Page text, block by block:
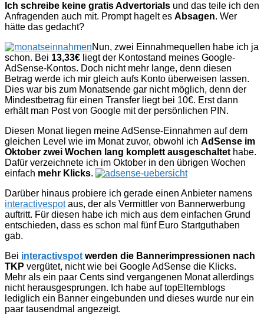
Ich schreibe keine gratis Advertorials und das teile ich den
Anfragenden auch mit. Prompt hagelt es Absagen. Wer
hätte das gedacht?
Nun, zwei Einnahmequellen habe ich ja
schon. Bei 13,33€ liegt der Kontostand meines Google-
AdSense-Kontos. Doch nicht mehr lange, denn diesen
Betrag werde ich mir gleich aufs Konto überweisen lassen.
Dies war bis zum Monatsende gar nicht möglich, denn der
Mindestbetrag für einen Transfer liegt bei 10€. Erst dann
erhält man Post von Google mit der persönlichen PIN.
Diesen Monat liegen meine AdSense-Einnahmen auf dem
gleichen Level wie im Monat zuvor, obwohl ich AdSense im
Oktober zwei Wochen lang komplett ausgeschaltet habe.
Dafür verzeichnete ich im Oktober in den übrigen Wochen
einfach mehr Klicks.
Darüber hinaus probiere ich gerade einen Anbieter namens
interactivespotaus, der als Vermittler von Bannerwerbung
auftritt. Für diesen habe ich mich aus dem einfachen Grund
entschieden, dass es schon mal fünf Euro Startguthaben
gab.
Bei interactivspot werden die Bannerimpressionen nach
TKP vergütet, nicht wie bei Google AdSense die Klicks.
Mehr als ein paar Cents sind vergangenen Monat allerdings
nicht herausgesprungen. Ich habe auf topElternblogs
lediglich ein Banner eingebunden und dieses wurde nur ein
paar tausendmal angezeigt.